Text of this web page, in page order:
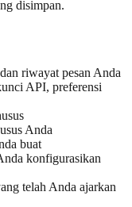
disimpan.
riwayat pesan Anda
API, preferensi
Anda
buat
konfigurasikan
telah Anda ajarkan